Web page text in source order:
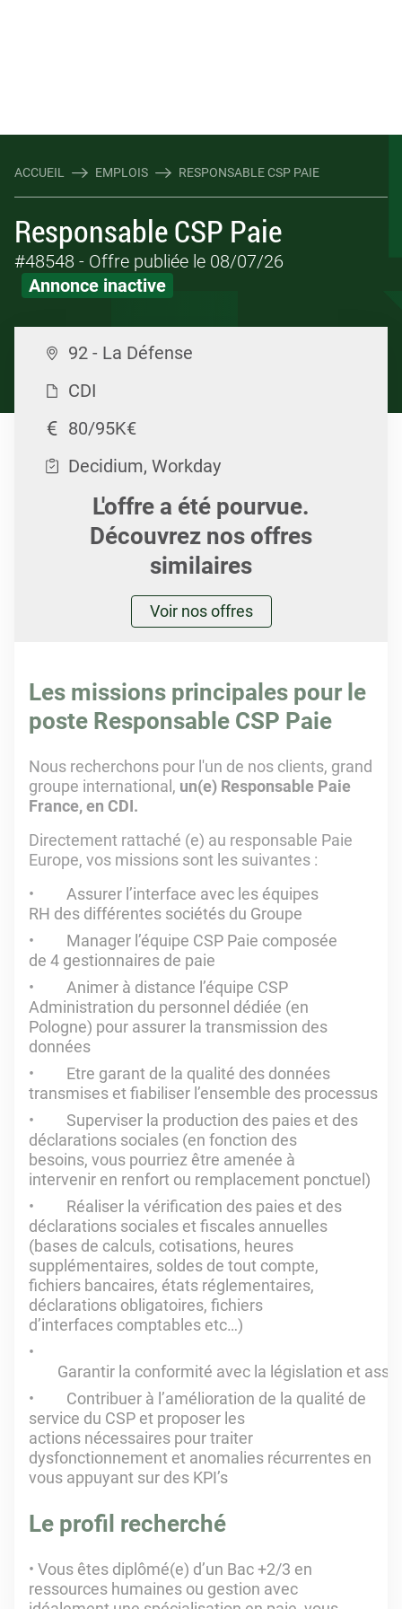
ACCUEIL EMPLOIS RESPONSABLE CSP PAIE
Responsable CSP Paie
#48548 - Offre publiée le 08/07/26
Annonce inactive
92 - La Défense
CDI
80/95K€
Decidium, Workday
L'offre a été pourvue.
Découvrez nos offres
similaires
Voir nos offres
Les missions principales pour le
poste Responsable CSP Paie
Nous recherchons pour l'un de nos clients, grand
groupe international , un(e) Responsable Paie
France, en CDI.
Directement rattaché (e) au responsable Paie
Europe, vos missions sont les suivantes :
Assurer l’interface avec les équipes
RH des différentes sociétés du Groupe
Manager l’équipe CSP Paie composée
de 4 gestionnaires de paie
Animer à distance l’équipe CSP
Administration du personnel dédiée (en
Pologne) pour assurer la transmission des
données
Etre garant de la qualité des données
transmises et fiabiliser l’ensemble des processus
Superviser la production des paies et des
déclarations sociales (en fonction des
besoins, vous pourriez être amenée à
intervenir en renfort ou remplacement ponctuel)
Réaliser la vérification des paies et des
déclarations sociales et fiscales annuelles
(bases de calculs, cotisations, heures
supplémentaires, soldes de tout compte,
fichiers bancaires, états réglementaires,
déclarations obligatoires, fichiers
d’interfaces comptables etc…)
Garantir la conformité avec la législation et
Contribuer à l’amélioration de la qualité de
service du CSP et proposer les
actions nécessaires pour traiter
dysfonctionnement et anomalies récurrentes en
vous appuyant sur des KPI’s
Le profil recherché
Vous êtes diplômé(e) d’un Bac +2/3 en
ressources humaines ou gestion avec